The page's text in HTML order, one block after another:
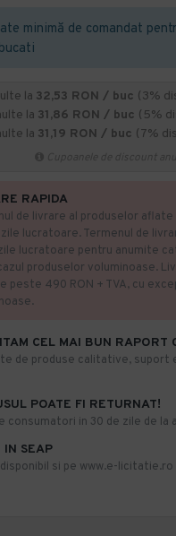
minimă de comandat
la 32,53 RON / buc (3%
la 31,86 RON / buc (5%
la 31,19 RON / buc (7%
CEL MAI BUN RAPORT
de produse calitative, suport
POATE FI RETURNAT!
consumatori in 30 de zile de la
IN SEAP
si pe www.e-licitatie.ro
RAPIDA
de livrare al produselor
zile lucratoare. Termenul de
lucratoare pentru anumite
produselor voluminoase.
peste 490 RON + TVA, cu